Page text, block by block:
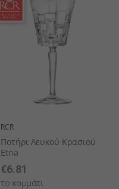
RCR
Ποτήρι Λευκού Κρασιού
Etna
€6.81
το κομμάτι